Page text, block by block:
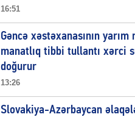
16:51
Gəncə xəstəxanasının yarım
manatlıq tibbi tullantı xərci
doğurur
13:26
Slovakiya-Azərbaycan